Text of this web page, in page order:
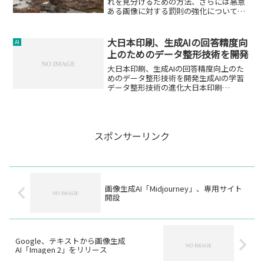
ある画像に対する罰則の強化について解
AI
大日本印刷、生成AIの回答精度向
上のためのデータ整形技術を開発
大日本印刷、生成AIの回答精度向上のた
めのデータ整形技術を開発生成AIの学習
データ整形技術の進化大日本印刷
スポンサーリンク
画像生成AI「Midjourney」、専用サイト
開設
Google、テキストから画像生成
AI「Imagen 2」をリリース